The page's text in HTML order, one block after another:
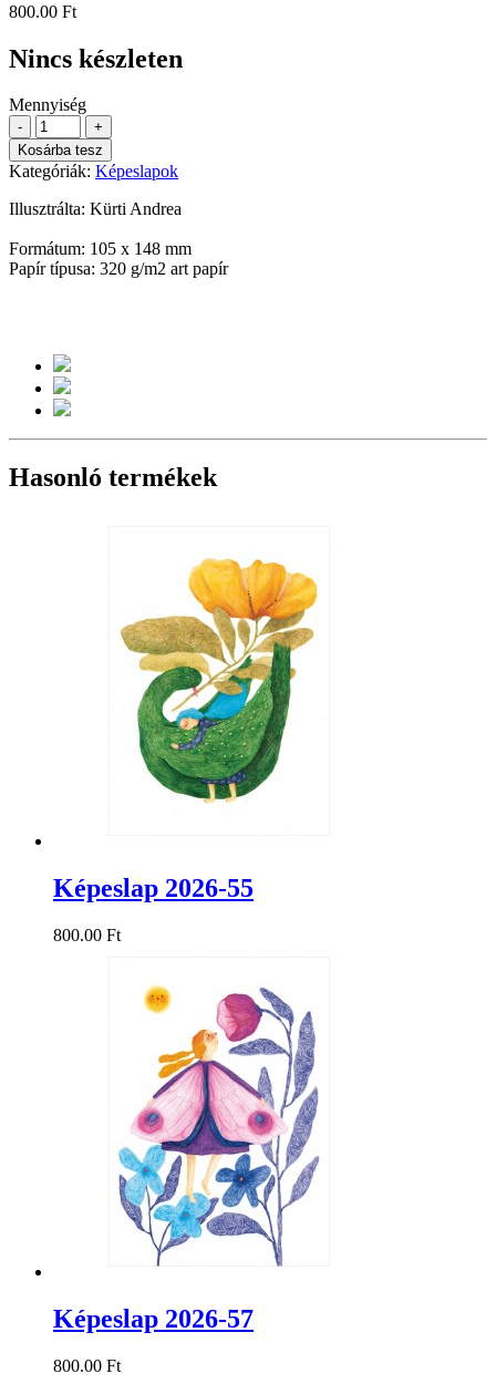
800.00 Ft
Nincs készleten
Mennyiség
-
+
Kosárba tesz
Kategóriák: Képeslapok
Illusztrálta: Kürti Andrea
Formátum: 105 x 148 mm
Papír típusa: 320 g/m2 art papír
Hasonló termékek
Képeslap 2026-55
800.00 Ft
Képeslap 2026-57
800.00 Ft